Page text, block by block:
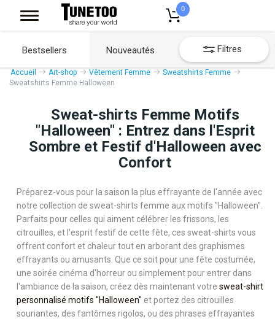
0
Bestsellers Nouveautés Filtres
Accueil Art-shop Vêtement Femme
Sweatshirts Femme
Sweatshirts Femme Halloween
Sweat-shirts Femme Motifs
"Halloween" : Entrez dans l'Esprit
Sombre et Festif d'Halloween avec
Confort
Préparez-vous pour la saison la plus effrayante de l'année avec
notre collection de sweat-shirts femme aux motifs "Halloween".
Parfaits pour celles qui aiment célébrer les frissons, les
citrouilles, et l'esprit festif de cette fête, ces sweat-shirts vous
offrent confort et chaleur tout en arborant des graphismes
effrayants ou amusants. Que ce soit pour une fête costumée,
une soirée cinéma d'horreur ou simplement pour entrer dans
l'ambiance de la saison, créez dès maintenant votre sweat-shirt
personnalisé motifs "Halloween" et portez des citrouilles
souriantes, des fantômes rigolos, ou des phrases effrayantes